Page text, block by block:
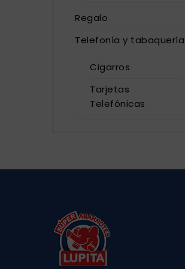
Regalo
Telefonía y tabaquería
Cigarros
Tarjetas
Telefónicas